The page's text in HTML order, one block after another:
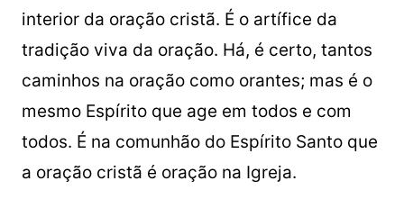
interior da oração cristã. É o artífice da
tradição viva da oração. Há, é certo, tantos
caminhos na oração como orantes; mas é o
mesmo Espírito que age em todos e com
todos. É na comunhão do Espírito Santo que
a oração cristã é oração na Igreja.